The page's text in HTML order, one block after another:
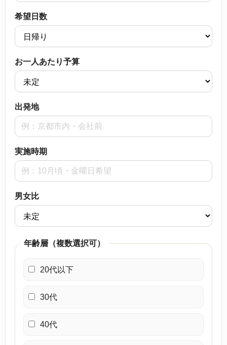
希望日数
お一人あたり予算
出発地
実施時期
男女比
年齢層（複数選択可）
20代以下
30代
40代